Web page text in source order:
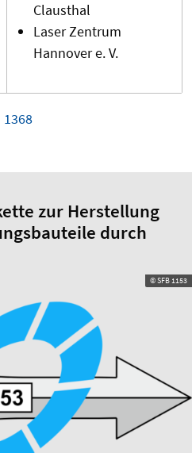
Clausthal
Laser Zentrum
Hannover e. V.
1368
zur Herstellung
durch
© SFB 1153